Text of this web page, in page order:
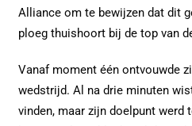
Alliance om te bewijzen dat dit
ploeg thuishoort bij de top van
Vanaf moment één ontvouwde
wedstrijd. Al na drie minuten
vinden, maar zijn doelpunt werd